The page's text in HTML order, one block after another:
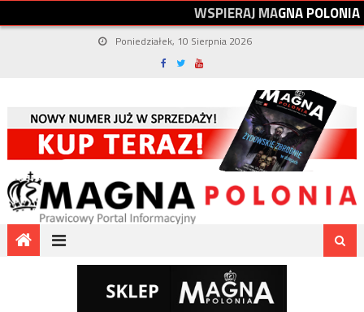
WSPIERAJMAGNAPOLONIA
Poniedziałek, 10 Sierpnia 2026